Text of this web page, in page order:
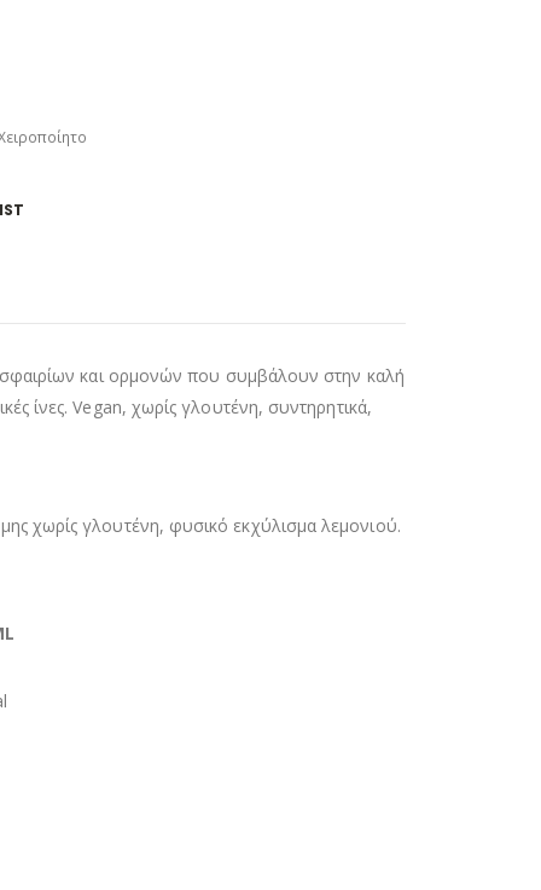
και ορμονών που συμβάλουν στην καλή
ίνες. Vegan, χωρίς γλουτένη, συντηρητικά,
χωρίς γλουτένη, φυσικό εκχύλισμα λεμονιού.